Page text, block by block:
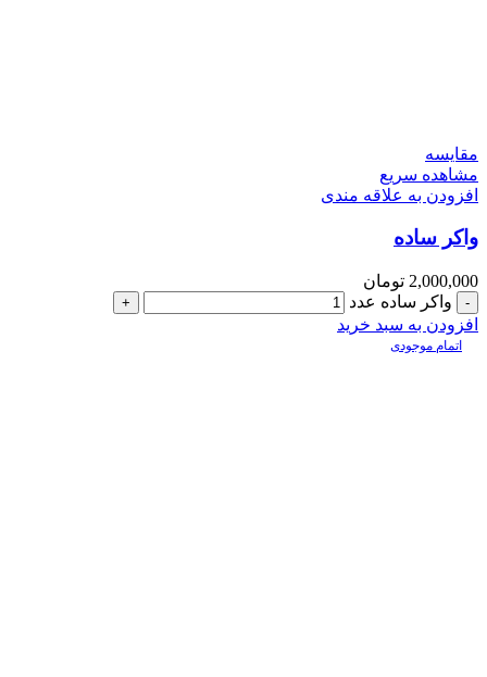
مقایسه
مشاهده سریع
افزودن به علاقه مندی
واکر ساده
2,000,000 تومان
واکر ساده عدد
افزودن به سبد خرید
اتمام موجودی